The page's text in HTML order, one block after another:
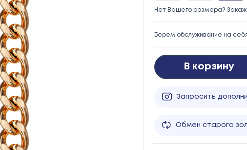
Нет Вашего размера?
Берем обслуживание на
В корзину
Запросить
Обмен старого